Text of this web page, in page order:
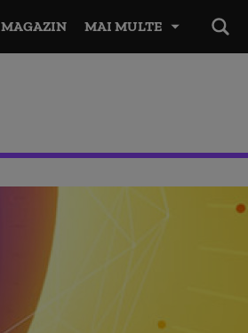
MAGAZIN MAI MULTE